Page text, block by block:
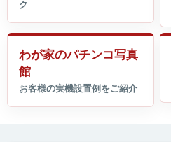
わが家のパチンコ写真
館